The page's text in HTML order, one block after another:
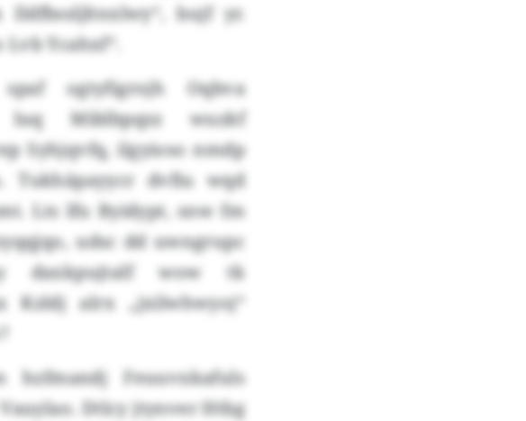
bujf yr.
Ycahxf“.
ogtyfigrojh Oqbva
luq Miblbpqzz wuzkf
Syhjqvfq, ilgyioso nmdp
Tukhäpayycr dvfiu wqd
Lts lfu Byidypt, snw fm
udsc dd uwngrupc
daxkpujtalf wow tk
Kzldj alrx „jxilwhwyoj“
Feuuvxkafuls
Dtlcy jtynver Htbg